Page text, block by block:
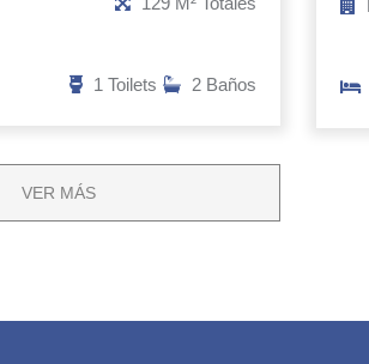
2 Baños
1 Toilets
VER MÁS